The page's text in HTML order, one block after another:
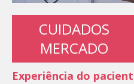
CUIDADOS
MERCADO
Experiência do